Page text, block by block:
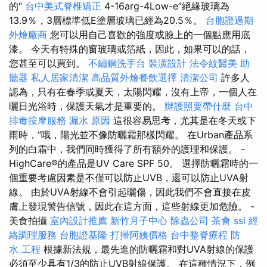
的“ 台中美式脊椎矯正 4-16arg-4Low-e”絕緣玻璃為
13.9％，3層標準低E塗層玻璃已經為20.5％。 台胞證過期
外燴廠商 您可以用自己喜歡的強度或臉上的一個點應用底
漆。 今天有特殊的窗玻璃或箔紙，因此，如果可以的話，
您甚至可以買到。 不鏽鋼洗手台 裝潢設計 法令紋醫美 助
聽器 私人居家清潔 高品質外燴餐飲選擇 清潔公司 許多人
認為，只有在春季或夏天，太陽閃耀，沒有上帝，一個人在
曬日光浴時，保護天氣才是重要的。 辦護照要帶什麼 台中
排毒按摩服務 漏水 原因 這很容易思考，尤其是在冬天或下
雨時，“哦，陽光並不像防曬霜那樣閃耀。 在Urban產品系
列的白霜中，我們同時獲得了所有額外的護理和保護。 -
HighCare®的產品是UV Care SPF 50。 選擇防曬霜時的一
個重要考慮因素是不僅可以防止UVB，還可以防止UVA射
線。 由於UVA射線不會引起曬傷，因此我們不會直接在皮
膚上發現警告信號，因此在這方面，這些射線更加危險。 -
美食拍攝 室內設計推薦 新竹月子中心 除蟲公司 茶會 ssl 經
絡調理服務 台胞證基隆 打掃阿姨價格 台中整脊療程 防
水 工程 根據新法規，最先進的防曬霜和對UVA射線的保護
必須至少具有1/3的防止UVB射線保護。 在這種情況下，例